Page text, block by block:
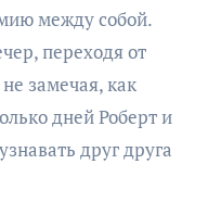
между собой.
переходя от
замечая, как
дней Роберт и
друг друга